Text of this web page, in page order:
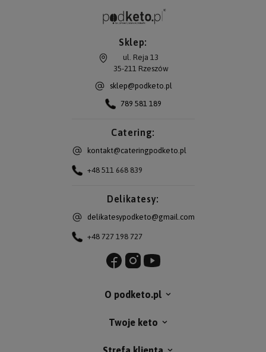
Sklep:
ul. Reja 13
35-211 Rzeszów
sklep@podketo.pl
789 581 189
Catering:
kontakt@cateringpodketo.pl
+48 511 668 839
Delikatesy:
delikatesypodketo@gmail.com
+48 727 198 727
O podketo.pl
Twoje keto